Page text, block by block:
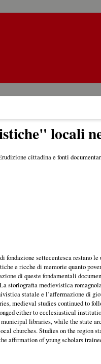
locali
cittadina e fonti
settecentesca restano
e ricche di memorie quanto
di queste fondamentali
medievistica
statale e l’affermazione di
medieval studies continued to
either to ecclesiastical
libraries, while the state
churches. Studies on the region
affirmation of young scholars